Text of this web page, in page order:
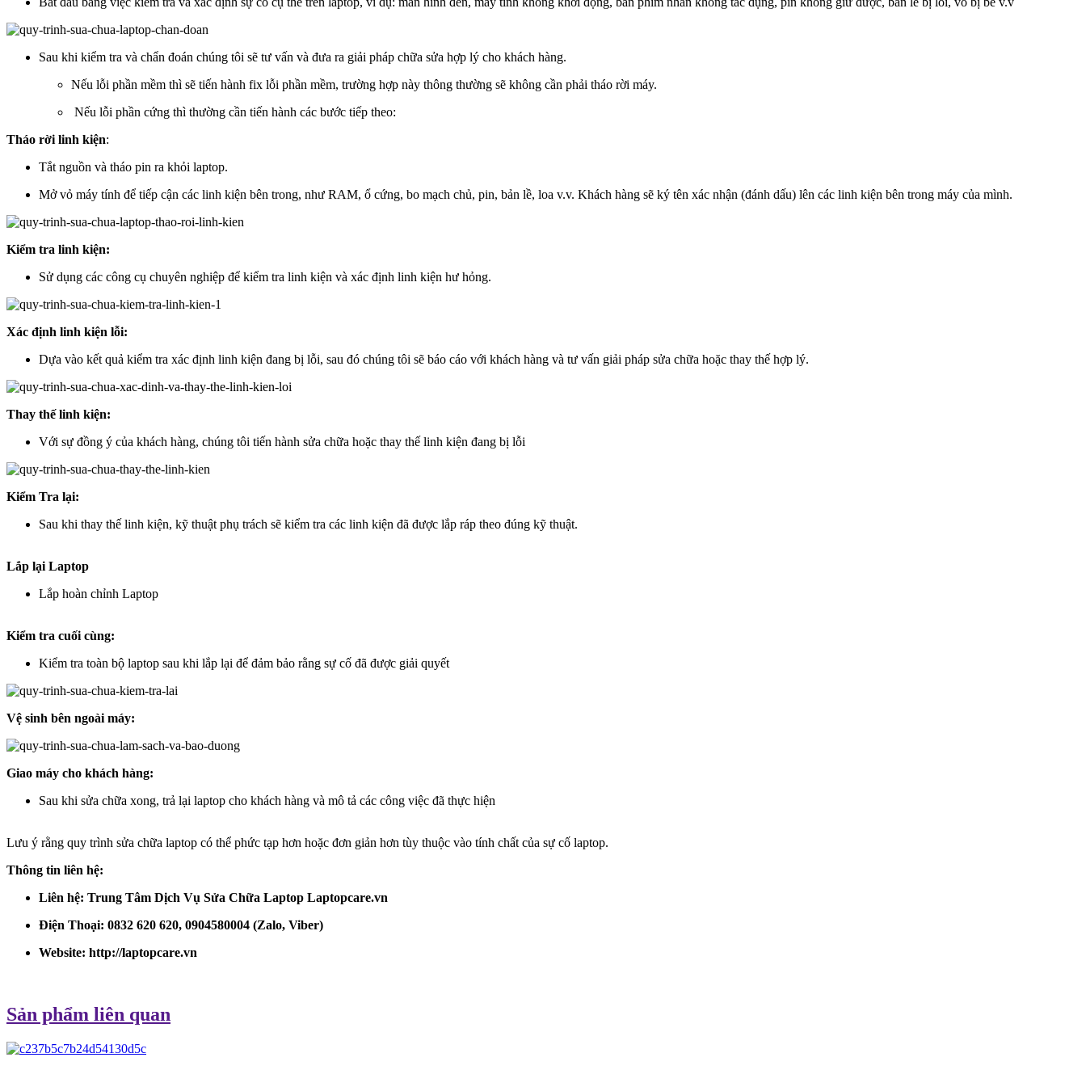
Sau khi kiểm tra và chẩn đoán chúng tôi sẽ tư vấn và đưa ra giải pháp chữa sửa hợp lý cho khách hàng.
Nếu lỗi phần mềm thì sẽ tiến hành fix lỗi phần mềm, trường hợp này thông thường sẽ không cần phải tháo rời máy.
Nếu lỗi phần cứng thì thường cần tiến hành các bước tiếp theo:
Tháo rời linh kiện:
Tắt nguồn và tháo pin ra khỏi laptop.
Mở vỏ máy tính để tiếp cận các linh kiện bên trong, như RAM, ổ cứng, bo mạch chủ, pin, bản lề, loa v.v. Khách hàng sẽ ký tên xác nhận (đánh dấu) lên các linh kiện bên trong máy của mình.
Kiểm tra linh kiện:
Sử dụng các công cụ chuyên nghiệp để kiểm tra linh kiện và xác định linh kiện hư hỏng.
Xác định linh kiện lỗi:
Dựa vào kết quả kiểm tra xác định linh kiện đang bị lỗi, sau đó chúng tôi sẽ báo cáo với khách hàng và tư vấn giải pháp sửa chữa hoặc thay thế hợp lý.
Thay thế linh kiện:
Với sự đồng ý của khách hàng, chúng tôi tiến hành sửa chữa hoặc thay thế linh kiện đang bị lỗi
Kiểm Tra lại:
Sau khi thay thế linh kiện, kỹ thuật phụ trách sẽ kiểm tra các linh kiện đã được lắp ráp theo đúng kỹ thuật.
Lắp lại Laptop
Lắp hoàn chỉnh Laptop
Kiểm tra cuối cùng:
Kiểm tra toàn bộ laptop sau khi lắp lại để đảm bảo rằng sự cố đã được giải quyết
Vệ sinh bên ngoài máy:
Giao máy cho khách hàng:
Sau khi sửa chữa xong, trả lại laptop cho khách hàng và mô tả các công việc đã thực hiện
Lưu ý rằng quy trình sửa chữa laptop có thể phức tạp hơn hoặc đơn giản hơn tùy thuộc vào tính chất của sự cố laptop.
Thông tin liên hệ:
Liên hệ: Trung Tâm Dịch Vụ Sửa Chữa Laptop Laptopcare.vn
Điện Thoại: 0832 620 620, 0904580004 (Zalo, Viber)
Website: http://laptopcare.vn
Sản phẩm liên quan